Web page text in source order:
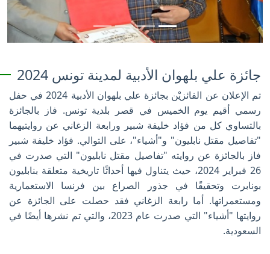
جائزة علي بلهوان الأدبية لمدينة تونس 2024
تم الإعلان عن الفائزيْن بجائزة علي بلهوان الأدبية 2024 في حفل
رسمي أقيم يوم الخميس في قصر بلدية تونس. فاز بالجائزة
بالتساوي كل من فؤاد خليفة شبير ورابعة الزغاني عن روايتيهما
"تفاصيل مقتل نابليون" و"أشياء"، على التوالي. فؤاد خليفة شبير
فاز بالجائزة عن روايته "تفاصيل مقتل نابليون" التي صدرت في
26 فبراير 2024، حيث يتناول فيها أحداثًا تاريخية متعلقة بنابليون
بونابرت وتحقيقًا في جذور الصراع بين فرنسا الاستعمارية
ومستعمراتها. أما رابعة الزغاني فقد حصلت على الجائزة عن
روايتها "أشياء" التي صدرت عام 2023، والتي تم نشرها أيضًا في
السعودية.